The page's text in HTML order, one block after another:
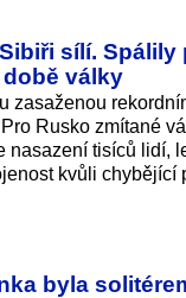
sílí.
války
zasaženou
Rusko zmítané
nasazení tisíců lidí,
kvůli chybějící
byla